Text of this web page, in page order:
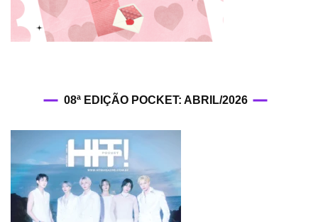
08ª EDIÇÃO POCKET: ABRIL/2026